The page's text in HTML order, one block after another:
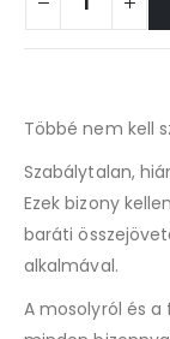
Többé nem kell
Szabálytalan,
Ezek bizony
baráti
alkalmával.
A mosolyról és